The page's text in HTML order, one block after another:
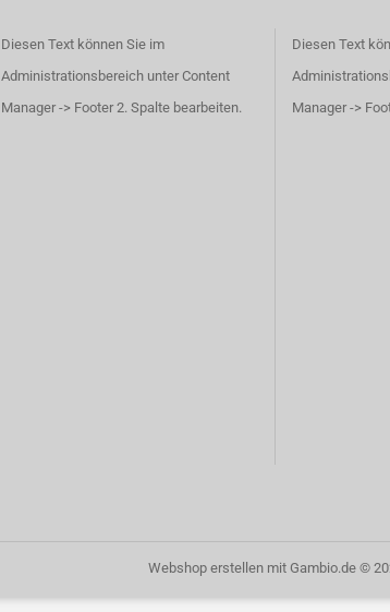
Diesen Text können Sie im
Administrationsbereich unter Content
Manager -> Footer 2. Spalte bearbeiten.
Diesen Text
Manager ->
Webshop erstellenmit Gambio.de ©